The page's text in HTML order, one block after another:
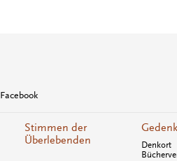
Facebook
Stimmen der
Überlebenden
Denkort